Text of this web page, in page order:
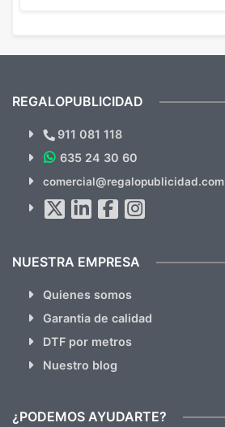
¿Quieres ver
Novedades y Ofertas?
hacemos Spam)
REGALOPUBLICIDAD
911 081 118
635 24 30 60
comercial@regalopublicidad.com
NUESTRA EMPRESA
Quienes somos
Garantia de calidad
DTF por metros
Nuestro blog
¿PODEMOS AYUDARTE?